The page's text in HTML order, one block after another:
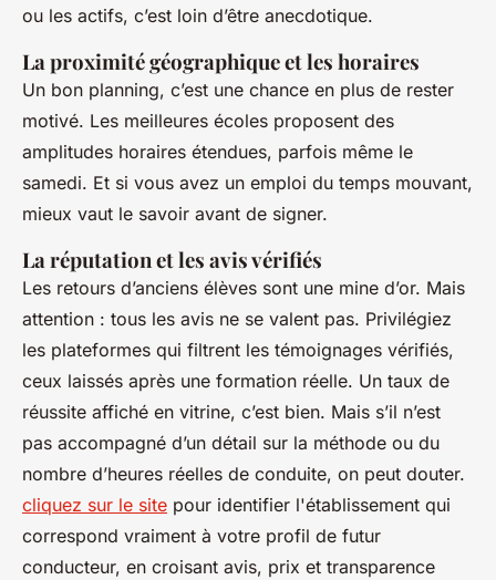
ou les actifs, c’est loin d’être anecdotique.
La proximité géographique et les horaires
Un bon planning, c’est une chance en plus de rester
motivé. Les meilleures écoles proposent des
amplitudes horaires étendues, parfois même le
samedi. Et si vous avez un emploi du temps mouvant,
mieux vaut le savoir avant de signer.
La réputation et les avis vérifiés
Les retours d’anciens élèves sont une mine d’or. Mais
attention : tous les avis ne se valent pas. Privilégiez
les plateformes qui filtrent les témoignages vérifiés,
ceux laissés après une formation réelle. Un taux de
réussite affiché en vitrine, c’est bien. Mais s’il n’est
pas accompagné d’un détail sur la méthode ou du
nombre d’heures réelles de conduite, on peut douter.
cliquez sur le site pour identifier l'établissement qui
correspond vraiment à votre profil de futur
conducteur, en croisant avis, prix et transparence